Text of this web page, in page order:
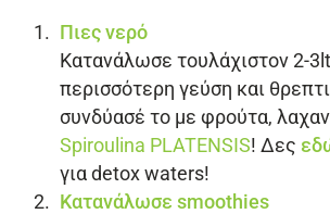
Πιες νερό
Κατανάλωσε τουλάχιστον 2-
περισσότερη γεύση και
συνδύασέ το με φρούτα,
Spiroulina PLATENSIS! Δες
για detox waters!
Κατανάλωσε smoothies